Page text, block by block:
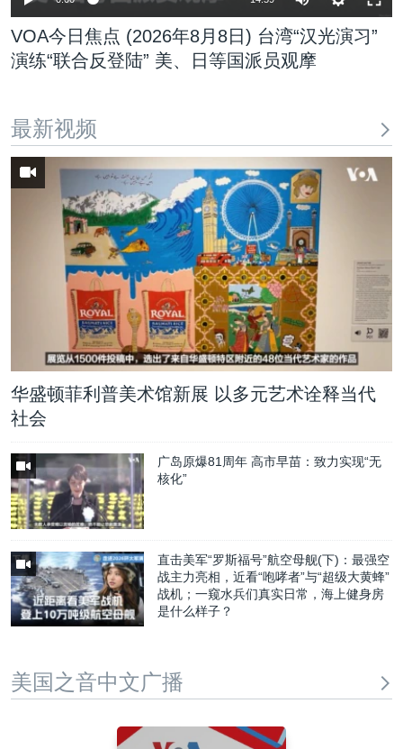
720p 1080p
240p
360p
1080p
VOA今日焦点 (2026年8月8日) 台湾“汉光演习”
演练“联合反登陆” 美、日等国派员观摩
最新视频
华盛顿菲利普美术馆新展 以多元艺术诠释当代
社会
广岛原爆81周年 高市早苗：致力实现“无
核化”
直击美军“罗斯福号”航空母舰(下)：最强空
战主力亮相，近看“咆哮者”与“超级大黄蜂”
战机；一窥水兵们真实日常，海上健身房
是什么样子？
美国之音中文广播